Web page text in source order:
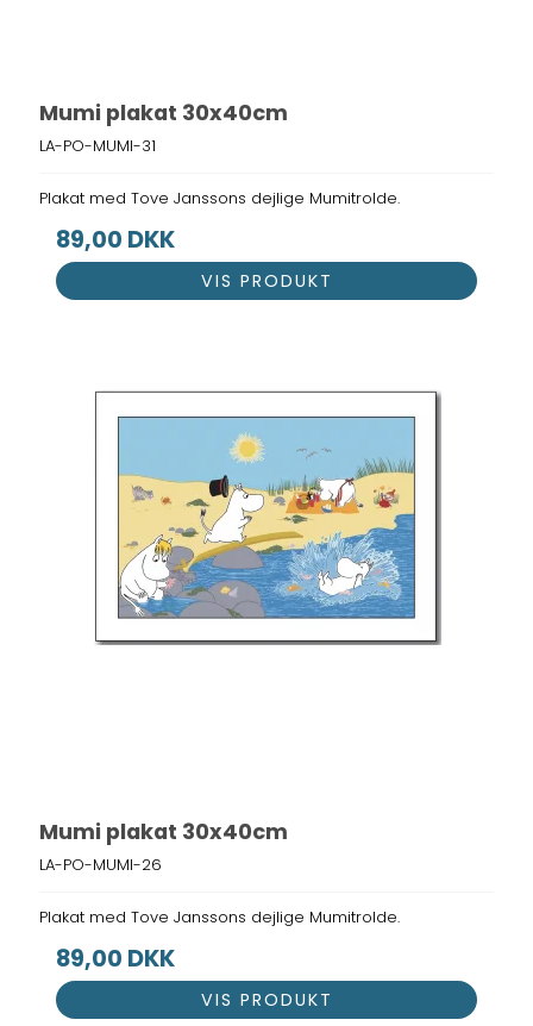
Mumi plakat 30x40cm
LA-PO-MUMI-31
Plakat med Tove Janssons dejlige Mumitrolde.
89,00 DKK
VIS PRODUKT
Mumi plakat 30x40cm
LA-PO-MUMI-26
Plakat med Tove Janssons dejlige Mumitrolde.
89,00 DKK
VIS PRODUKT